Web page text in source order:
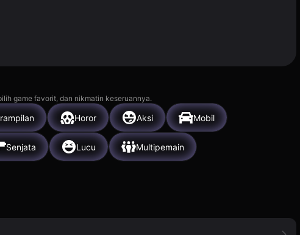
game favorit, dan nikmatin keseruannya.
Horor Aksi Mobil
Senjata Lucu Multipemain